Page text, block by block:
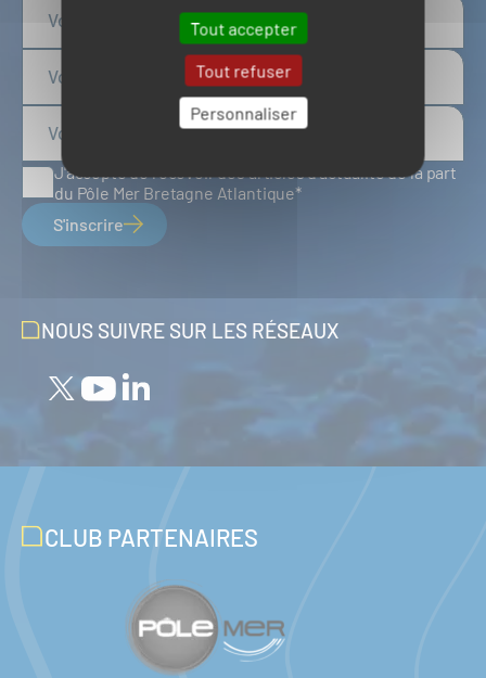
Tout accepter
Tout refuser
Personnaliser
J'accepte de recevoir des articles d'actualité de la part
du Pôle Mer Bretagne Atlantique
S'inscrire
NOUS SUIVRE SUR LES RÉSEAUX
CLUB PARTENAIRES